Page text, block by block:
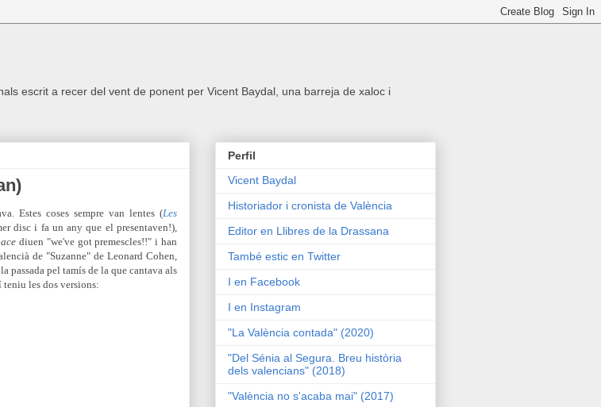
escrit a recer del vent de ponent per Vicent Baydal, una barreja de xaloc i
Estes coses sempre van lentes (Les
disc i fa un any que el presentaven!),
diuen "we've got premescles!!" i han
de "Suzanne" de Leonard Cohen,
passada pel tamís de la que cantava als
teniu les dos versions:
Perfil
Vicent Baydal
Historiador i cronista de València
Editor en Llibres de la Drassana
També estic en Twitter
I en Facebook
I en Instagram
"La València contada" (2020)
"Del Sénia al Segura. Breu història
dels valencians" (2018)
"València no s'acaba mai" (2017)